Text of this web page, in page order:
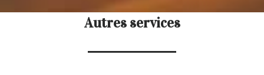
Autres services